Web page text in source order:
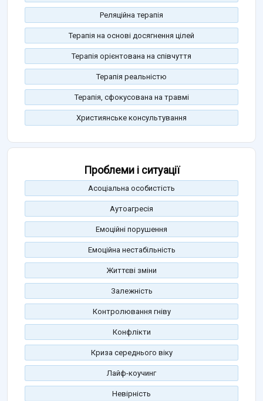
Реляційна терапія
Терапія на основі досягнення цілей
Терапія орієнтована на співчуття
Терапія реальністю
Терапія, сфокусована на травмі
Християнське консультування
Проблеми і ситуації
Асоціальна особистість
Аутоагресія
Емоційні порушення
Емоційна нестабільність
Життєві зміни
Залежність
Контролювання гніву
Конфлікти
Криза середнього віку
Лайф-коучинг
Невірність